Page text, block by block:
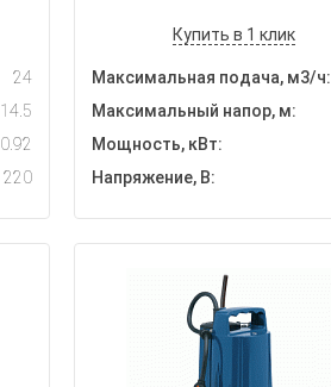
24
14.5
0.92
220
Купить в 1 клик
Максимальная подача, м3/ч:
Максимальный напор, м:
Мощность, кВт:
Напряжение, В: